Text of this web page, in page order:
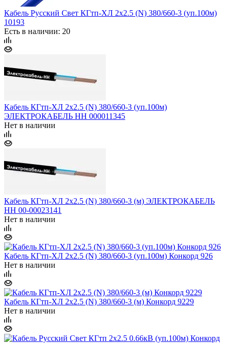
Кабель Русский Свет КГтп-ХЛ 2х2.5 (N) 380/660-3 (уп.100м)
10193
Есть в наличии: 20
Кабель КГтп-ХЛ 2х2.5 (N) 380/660-3 (уп.100м)
ЭЛЕКТРОКАБЕЛЬ НН 000011345
Нет в наличии
Кабель КГтп-ХЛ 2х2.5 (N) 380/660-3 (м) ЭЛЕКТРОКАБЕЛЬ
НН 00-00023141
Нет в наличии
Кабель КГтп-ХЛ 2х2.5 (N) 380/660-3 (уп.100м) Конкорд 926
Нет в наличии
Кабель КГтп-ХЛ 2х2.5 (N) 380/660-3 (м) Конкорд 9229
Нет в наличии